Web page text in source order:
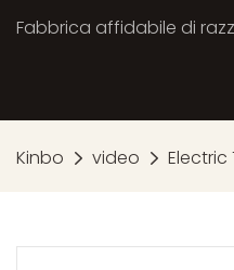
Fabbrica affidabile di
Kinbo video Electric